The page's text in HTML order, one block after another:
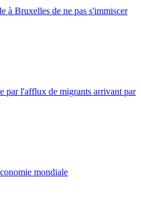
à Bruxelles de ne pas s'immiscer
par l'afflux de migrants arrivant par
mondiale